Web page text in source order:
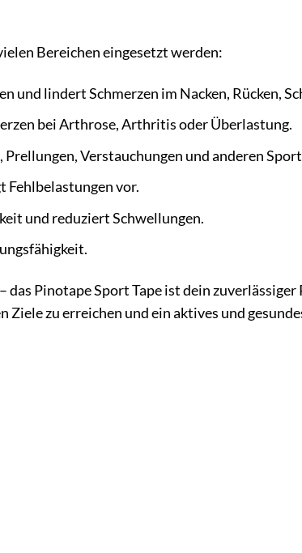
Bereichen eingesetzt werden:
und lindert Schmerzen im Nacken, Rücken,
bei Arthrose, Arthritis oder Überlastung.
Verstauchungen und anderen
Fehlbelastungen vor.
und reduziert Schwellungen.
Pinotape Sport Tape ist dein
zu erreichen und ein aktives und